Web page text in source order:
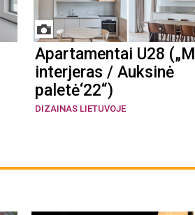
Apartamentai U28
interjeras / Auksinė
paletė‘22“)
DIZAINAS LIETUVOJE